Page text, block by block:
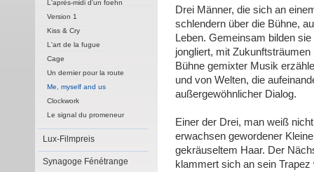
L'après-midi d'un foehn
Version 1
Kiss & Cry
L'art de la fugue
Cage
Un dernier pour la route
Me, myself and us
Clockwork
Le signal du promeneur
Lux-Filmpreis
Synagoge Fénétrange
Drei Männer, die sich an
schlendern über die Bühne,
Leben. Gemeinsam bilden
jongliert, mit
Bühne gemixter Musik
und von Welten, die
außergewöhnlicher Dialog.
Einer der Drei, man weiß
erwachsen gewordener
gekräuseltem Haar. Der
klammert sich an sein